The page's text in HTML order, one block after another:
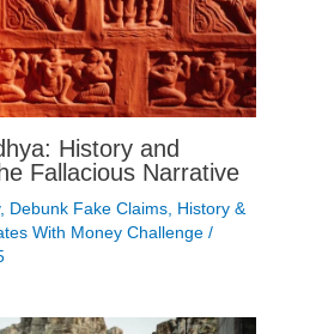
History and
Fallacious Narrative
, Debunk Fake Claims, History &
With Money Challenge /